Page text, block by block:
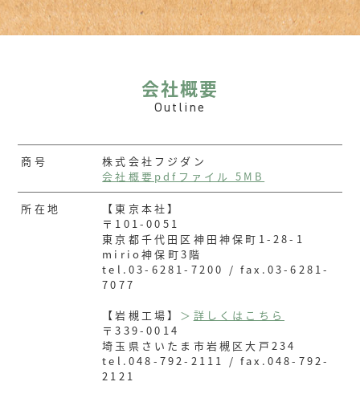
会社概要
Outline
商号
株式会社フジダン
会社概要pdfファイル 5MB
所在地
【東京本社】
〒101-0051
東京都千代田区神田神保町1-28-1
mirio神保町3階
tel.03-6281-7200 / fax.03-6281-
7077
【岩槻工場】 ＞ 詳しくはこちら
〒339-0014
埼玉県さいたま市岩槻区大戸234
tel.048-792-2111 / fax.048-792-
2121